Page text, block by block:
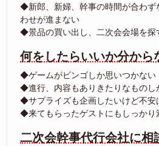
◆新郎、新婦、幹事の時間が合わず
わせが進まない
◆景品の買い出し、二次会会場を探
何をしたらいいか分から
◆ゲームがビンゴしか思いつかない
◆進行、内容もありきたりなものし
◆サプライズも企画したいけど不安
◆来てもらったゲストにもしっかり
二次会幹事代行会社に相